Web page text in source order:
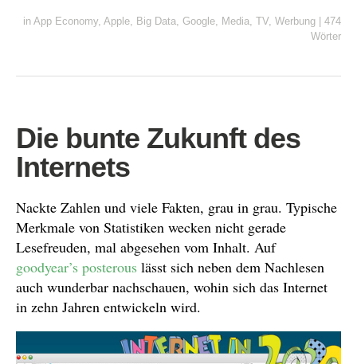
in App Economy, Apple, Big Data, Google, Media, TV, Werbung
474
Wörter
Die bunte Zukunft des
Internets
Nackte Zahlen und viele Fakten, grau in grau. Typische
Merkmale von Statistiken wecken nicht gerade
Lesefreuden, mal abgesehen vom Inhalt. Auf
goodyear’s posterous lässt sich neben dem Nachlesen
auch wunderbar nachschauen, wohin sich das Internet
in zehn Jahren entwickeln wird.